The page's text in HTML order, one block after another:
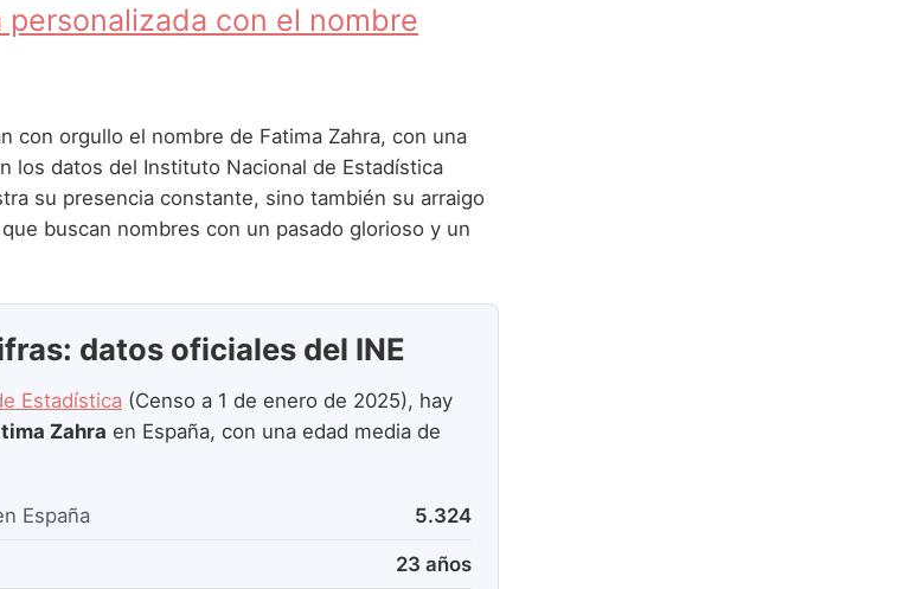
personalizada con el nombre
con orgullo el nombre de Fatima Zahra, con una
los datos del Instituto Nacional de Estadística
su presencia constante, sino también su arraigo
buscan nombres con un pasado glorioso y un
datos oficiales del INE
Estadística (Censo a 1 de enero de 2025), hay
Zahra en España, con una edad media de
España 5.324
23 años